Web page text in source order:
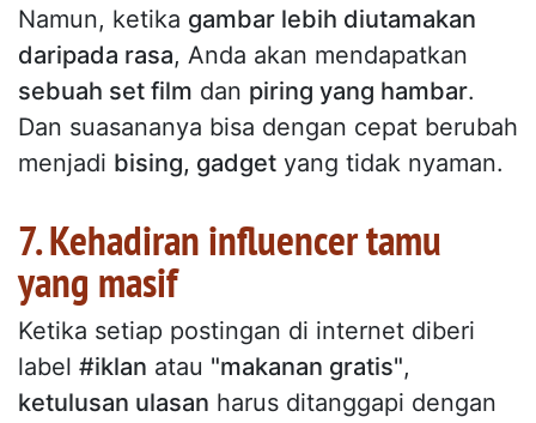
Namun, ketika gambar lebih diutamakan
daripada rasa, Anda akan mendapatkan
sebuah set film dan piring yang hambar.
Dan suasananya bisa dengan cepat berubah
menjadi bising, gadget yang tidak nyaman.
7. Kehadiran influencer tamu
yang masif
Ketika setiap postingan di internet diberi
label #iklan atau "makanan gratis",
ketulusan ulasan harus ditanggapi dengan